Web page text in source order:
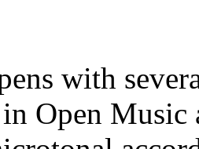
with
Open Music